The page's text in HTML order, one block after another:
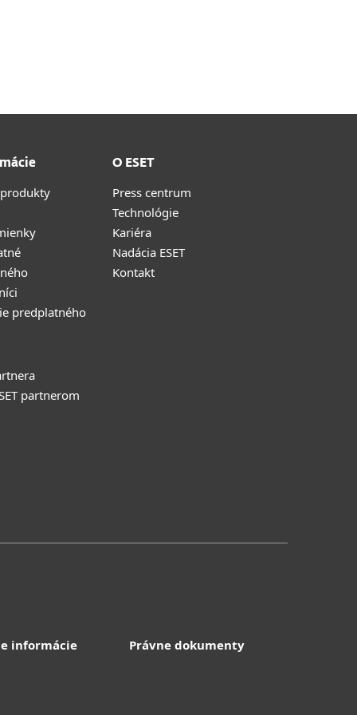
predplatného
partnerom
O ESET
Press centrum
Technológie
Kariéra
Nadácia ESET
Kontakt
informácie Právne dokumenty